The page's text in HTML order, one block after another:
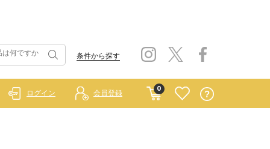
条件から探す
0
ログイン 会員登録